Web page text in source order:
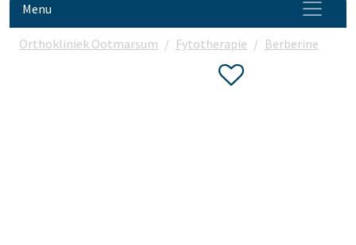
Menu
Orthokliniek Ootmarsum Fytotherapie Berberine